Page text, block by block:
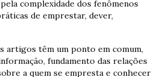
complexidade dos fenômenos
de emprestar, dever,
artigos têm um ponto em comum,
fundamento das relações
a quem se empresta e conhecer